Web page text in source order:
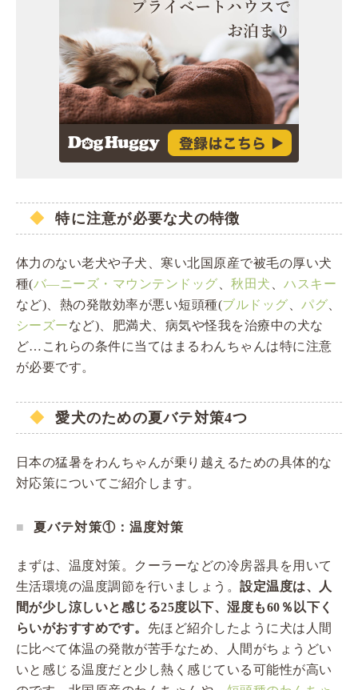
特に注意が必要な犬の特徴
体力のない老犬や子犬、寒い北国原産で被毛の厚い犬
種(バ―ニーズ・マウンテンドッグ 、秋田犬 、ハスキー
など)、熱の発散効率が悪い短頭種(ブルドッグ 、パグ
シーズーなど)、肥満犬、病気や怪我を治療中の犬な
ど…これらの条件に当てはまるわんちゃんは特に注意
が必要です。
愛犬のための夏バテ対策4つ
日本の猛暑をわんちゃんが乗り越えるための具体的な
対応策についてご紹介します。
夏バテ対策①：温度対策
まずは、温度対策。クーラーなどの冷房器具を用いて
生活環境の温度調節を行いましょう。設定温度は、人
間が少し涼しいと感じる25度以下、湿度も60％以下く
らいがおすすめです。 先ほど紹介したように犬は人間
に比べて体温の発散が苦手なため、人間がちょうどい
いと感じる温度だと少し熱く感じている可能性が高い